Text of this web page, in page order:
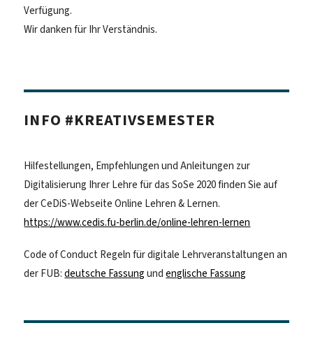
Verfügung.
Wir danken für Ihr Verständnis.
INFO #KREATIVSEMESTER
Hilfestellungen, Empfehlungen und Anleitungen zur
Digitalisierung Ihrer Lehre für das SoSe 2020 finden Sie auf
der CeDiS-Webseite Online Lehren & Lernen.
https://www.cedis.fu-berlin.de/online-lehren-lernen
Code of Conduct Regeln für digitale Lehrveranstaltungen an
der FUB:deutsche Fassung undenglische Fassung